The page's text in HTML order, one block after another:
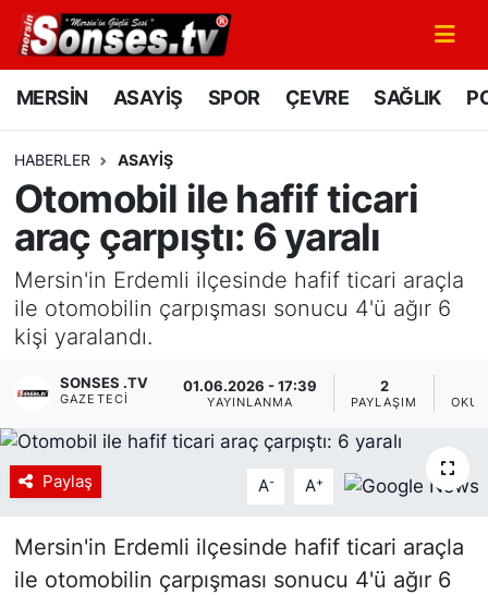
MERSİN ASAYİŞ SPOR ÇEVRE SAĞLIK
HABERLER ASAYİŞ
Otomobil ile hafif ticari
araç çarpıştı: 6 yaralı
Mersin'in Erdemli ilçesinde hafif ticari araçla
ile otomobilin çarpışması sonucu 4'ü ağır 6
kişi yaralandı.
SONSES .TV
GAZETECI
01.06.2026 - 17:39
YAYINLANMA
2
PAYLAŞIM
Paylaş A- A+
Mersin'in Erdemli ilçesinde hafif ticari araçla
ile otomobilin çarpışması sonucu 4'ü ağır 6
MERSİN
SPOR
GÜNÜN MANŞETİ
DÜNYA
SAĞLIK
YEREL HABER
Mersin Nöbetçi Eczaneler
Mersin Namaz Vakitleri
Mersin Trafik Yoğunluk Haritası
Süper Lig Puan Durumu ve Fikstür
Haber Arşivi